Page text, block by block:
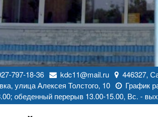
797-18-36 kdc11@mail.ru
446327,
улица Алексея Толстого, 10
График
обеденный перерыв 13.00-15.00, Вс. -